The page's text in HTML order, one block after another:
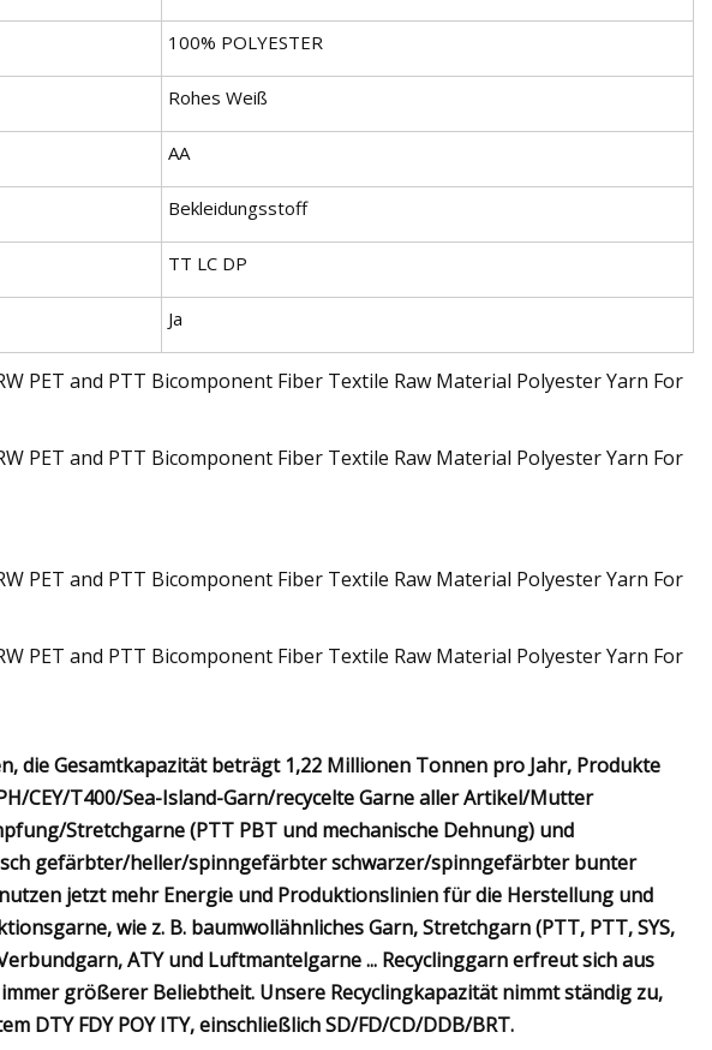
100% POLYESTER
Rohes Weiß
AA
Bekleidungsstoff
TT LC DP
Ja
die Gesamtkapazität beträgt 1,22 Millionen Tonnen pro Jahr, Produkte
CEY/T400/Sea-Island-Garn/recycelte Garne aller Artikel/Mutter
Stretchgarne (PTT PBT und mechanische Dehnung) und
gefärbter/heller/spinngefärbter schwarzer/spinngefärbter bunter
jetzt mehr Energie und Produktionslinien für die Herstellung und
wie z. B. baumwollähnliches Garn, Stretchgarn (PTT, PTT, SYS,
ATY und Luftmantelgarne ... Recyclinggarn erfreut sich aus
größerer Beliebtheit. Unsere Recyclingkapazität nimmt ständig zu,
DTY FDY POY ITY, einschließlich SD/FD/CD/DDB/BRT.